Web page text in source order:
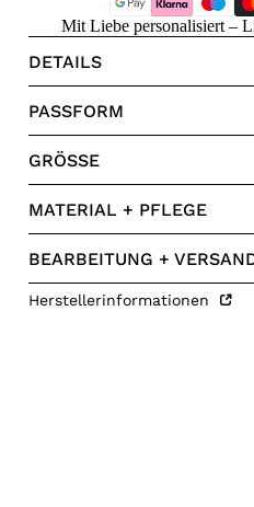
Mit Liebe personalisiert –
DETAILS
PASSFORM
GRÖSSE
MATERIAL + PFLEGE
BEARBEITUNG +
Herstellerinformationen